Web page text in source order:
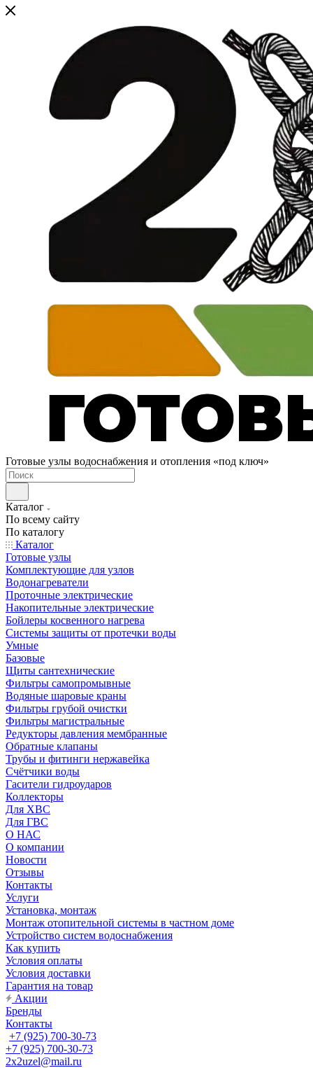
Готовые узлы водоснабжения и отопления «под ключ»
Каталог
По всему сайту
По каталогу
Каталог
Готовые узлы
Комплектующие для узлов
Водонагреватели
Проточные электрические
Накопительные электрические
Бойлеры косвенного нагрева
Системы защиты от протечки воды
Умные
Базовые
Щиты сантехнические
Фильтры самопромывные
Водяные шаровые краны
Фильтры грубой очистки
Фильтры магистральные
Редукторы давления мембранные
Обратные клапаны
Трубы и фитинги нержавейка
Счётчики воды
Гасители гидроударов
Коллекторы
Для ХВС
Для ГВС
О НАС
О компании
Новости
Отзывы
Контакты
Услуги
Установка, монтаж
Монтаж отопительной системы в частном доме
Устройство систем водоснабжения
Как купить
Условия оплаты
Условия доставки
Гарантия на товар
Акции
Бренды
Контакты
+7 (925) 700-30-73
+7 (925) 700-30-73
2x2uzel@mail.ru